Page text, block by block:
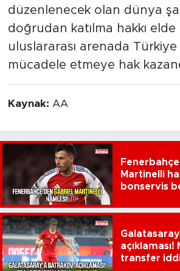
düzenlenecek olan dünya
doğrudan katılma hakkı
uluslararası arenada Türkiye
mücadele etmeye hak
Kaynak: AA
Martinelli
bonservis
transfer